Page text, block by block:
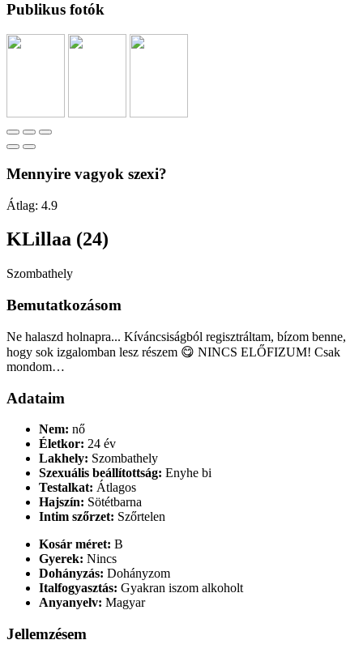
Publikus fotók
Mennyire vagyok szexi?
Átlag: 4.9
KLillaa (24)
Szombathely
Bemutatkozásom
Ne halaszd holnapra... Kíváncsiságból regisztráltam, bízom benne,
hogy sok izgalomban lesz részem 😋 NINCS ELŐFIZUM! Csak
mondom…
Adataim
Nem: nő
Életkor: 24 év
Lakhely: Szombathely
Szexuális beállítottság: Enyhe bi
Testalkat: Átlagos
Hajszín: Sötétbarna
Intim szőrzet: Szőrtelen
Kosár méret: B
Gyerek: Nincs
Dohányzás: Dohányzom
Italfogyasztás: Gyakran iszom alkoholt
Anyanyelv: Magyar
Jellemzésem